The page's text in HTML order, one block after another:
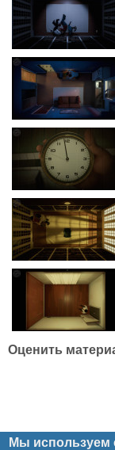
Оценить
Мы используем